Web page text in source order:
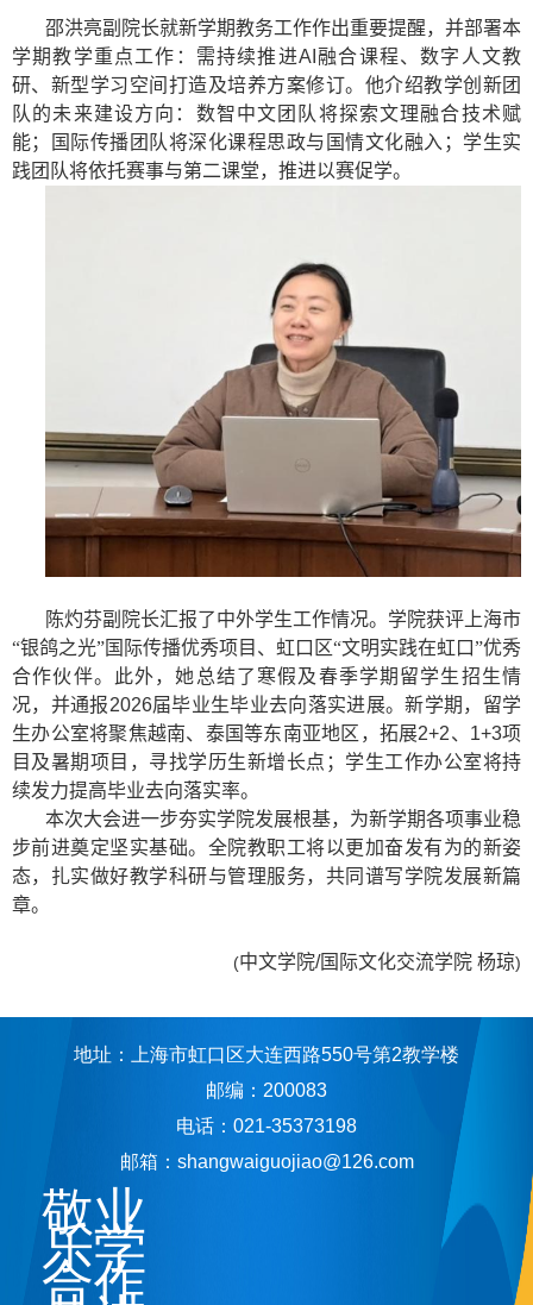
邵洪亮副院长就新学期教务工作作出重要提醒，并部署本
学期教学重点工作：需持续推进AI 融合课程、数字人文教
研、新型学习空间打造及培养方案修订。他介绍教学创新团
队的未来建设方向：数智中文团队将探索文理融合技术赋
能；国际传播团队将深化课程思政与国情文化融入；学生实
践团队将依托赛事与第二课堂，推进以赛促学。
陈灼芬副院长汇报了中外学生工作情况。学院获评上海市
“银鸽之光”国际传播优秀项目、虹口区“文明实践在虹口”优秀
合作伙伴。此外，她总结了寒假及春季学期留学生招生情
况，并通报2026届毕业生毕业去向落实进展。新学期，留学
生办公室将聚焦越南、泰国等东南亚地区，拓展2+2、 1+3项
目及暑期项目，寻找学历生新增长点；学生工作办公室将持
续发力提高毕业去向落实率。
本次大会进一步夯实学院发展根基，为新学期各项事业稳
步前进奠定坚实基础。全院教职工将以更加奋发有为的新姿
态，扎实做好教学科研与管理服务，共同谱写学院发展新篇
章。
(中文学院/国际文化交流学院 杨琼)
地址：上海市虹口区大连西路550号第2教学楼
邮编：200083
电话：021-35373198
邮箱：shangwaiguojiao@126.com
敬业
乐学
合作